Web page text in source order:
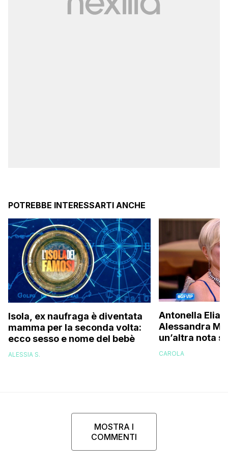
POTREBBE INTERESSARTI ANCHE
Isola, ex naufraga è diventata
mamma per la seconda volta:
ecco sesso e nome del bebè
ALESSIA S.
Antonella Elia
Alessandra
un’altra nota
una bella
CAROLA
MOSTRA I
COMMENTI